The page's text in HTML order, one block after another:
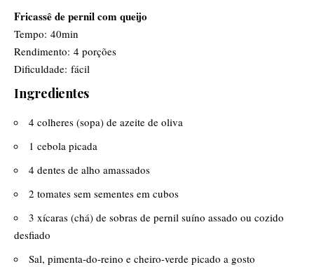
Fricassê de pernil com queijo
Tempo: 40min
Rendimento: 4 porções
Dificuldade: fácil
Ingredientes
4 colheres (sopa) de azeite de oliva
1 cebola picada
4 dentes de alho amassados
2 tomates sem sementes em cubos
3 xícaras (chá) de sobras de pernil suíno assado ou cozido
desfiado
Sal, pimenta-do-reino e cheiro-verde picado a gosto